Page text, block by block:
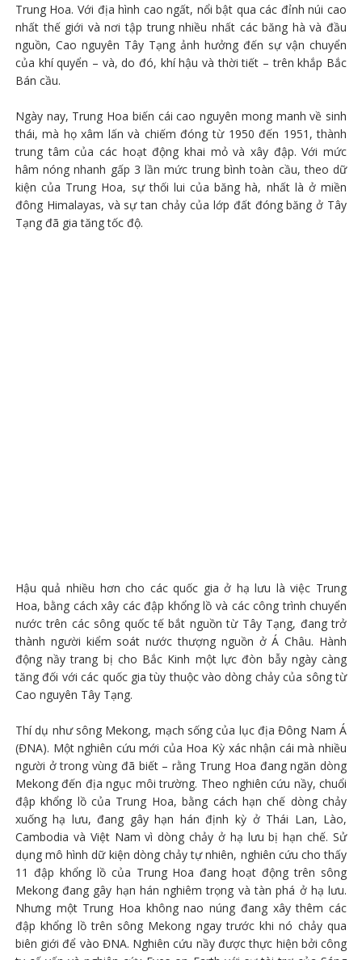
Trung Hoa. Với địa hình cao ngất, nổi bật qua các đỉnh núi cao
nhất thế giới và nơi tập trung nhiều nhất các băng hà và đầu
nguồn, Cao nguyên Tây Tạng ảnh hưởng đến sự vận chuyển
của khí quyển – và, do đó, khí hậu và thời tiết – trên khắp Bắc
Bán cầu.
Ngày nay, Trung Hoa biến cái cao nguyên mong manh về sinh
thái, mà họ xâm lấn và chiếm đóng từ 1950 đến 1951, thành
trung tâm của các hoạt động khai mỏ và xây đập. Với mức
hâm nóng nhanh gấp 3 lần mức trung bình toàn cầu, theo dữ
kiện của Trung Hoa, sự thối lui của băng hà, nhất là ở miền
đông Himalayas, và sự tan chảy của lớp đất đóng băng ở Tây
Tạng đã gia tăng tốc độ.
Hậu quả nhiều hơn cho các quốc gia ở hạ lưu là việc Trung
Hoa, bằng cách xây các đập khổng lồ và các công trình chuyển
nước trên các sông quốc tế bắt nguồn từ Tây Tạng, đang trở
thành người kiểm soát nước thượng nguồn ở Á Châu. Hành
động nầy trang bị cho Bắc Kinh một lực đòn bẫy ngày càng
tăng đối với các quốc gia tùy thuộc vào dòng chảy của sông từ
Cao nguyên Tây Tạng.
Thí dụ như sông Mekong, mạch sống của lục địa Đông Nam Á
(ĐNA). Một nghiên cứu mới của Hoa Kỳ xác nhận cái mà nhiều
người ở trong vùng đã biết – rằng Trung Hoa đang ngăn dòng
Mekong đến địa ngục môi trường. Theo nghiên cứu nầy, chuổi
đập khổng lồ của Trung Hoa, bằng cách hạn chế dòng chảy
xuống hạ lưu, đang gây hạn hán định kỳ ở Thái Lan, Lào,
Cambodia và Việt Nam vì dòng chảy ở hạ lưu bị hạn chế. Sử
dụng mô hình dữ kiện dòng chảy tự nhiên, nghiên cứu cho thấy
11 đập khổng lồ của Trung Hoa đang hoạt động trên sông
Mekong đang gây hạn hán nghiêm trọng và tàn phá ở hạ lưu.
Nhưng một Trung Hoa không nao núng đang xây thêm các
đập khổng lồ trên sông Mekong ngay trước khi nó chảy qua
biên giới để vào ĐNA. Nghiên cứu nầy được thực hiện bởi công